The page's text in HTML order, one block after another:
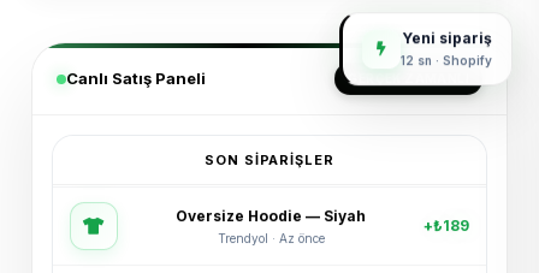
Yeni sipariş
12 sn · Shopify
Canlı Satış Paneli GERÇEK ZAMANLI
SON SIPARIŞLER